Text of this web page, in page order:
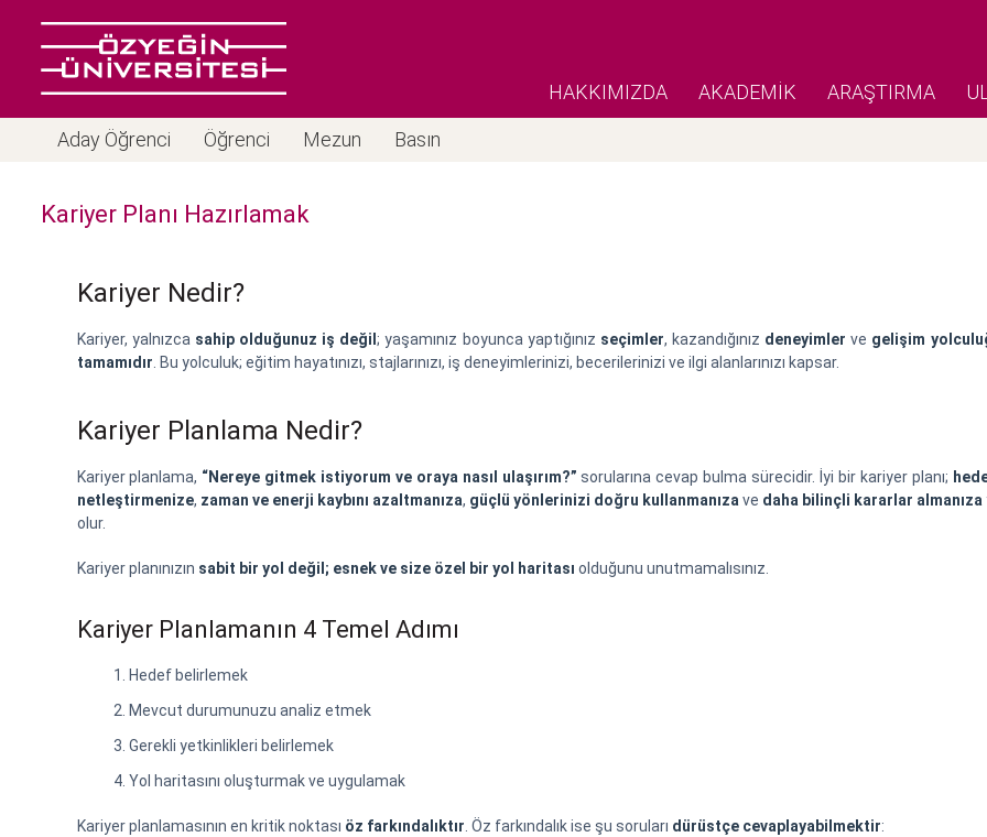
HAKKIMIZDA AKADEMİK ARAŞTIRMA
Aday Öğrenci Öğrenci Mezun Basın
Kariyer Planı Hazırlamak
Kariyer Nedir?
Kariyer, yalnızca sahip olduğunuz iş değil; yaşamınız boyunca yaptığınız seçimler, kazandığınız deneyimler ve gelişim
tamamıdır . Bu yolculuk; eğitim hayatınızı, stajlarınızı, iş deneyimlerinizi, becerilerinizi ve ilgi alanlarınızı kapsar.
Kariyer Planlama Nedir?
Kariyer planlama, “Nereye gitmek istiyorum ve oraya nasıl ulaşırım?” sorularına cevap bulma sürecidir. İyi bir kariyer planı;
netleştirmenize, zaman ve enerji kaybını azaltmanıza, güçlü yönlerinizi doğru kullanmanıza ve daha bilinçli kararlar almanıza
olur.
Kariyer planınızın sabit bir yol değil; esnek ve size özel bir yol haritası olduğunu unutmamalısınız.
Kariyer Planlamanın 4 Temel Adımı
Hedef belirlemek
Mevcut durumunuzu analiz etmek
Gerekli yetkinlikleri belirlemek
Yol haritasını oluşturmak ve uygulamak
Kariyer planlamasının en kritik noktası öz farkındalıktır . Öz farkındalık ise şu soruları dürüstçe cevaplayabilmektir: